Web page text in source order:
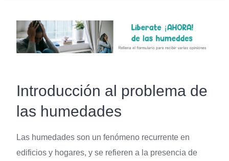
Introducción al problema de
las humedades
Las humedades son un fenómeno recurrente en
edificios y hogares, y se refieren a la presencia de